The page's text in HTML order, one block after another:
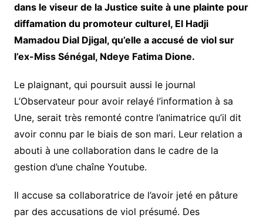
dans le viseur de la Justice suite à une plainte pour
diffamation du promoteur culturel, El Hadji
Mamadou Dial Djigal, qu’elle a accusé de viol sur
l’ex-Miss Sénégal, Ndeye Fatima Dione.
Le plaignant, qui poursuit aussi le journal
L’Observateur pour avoir relayé l’information à sa
Une, serait très remonté contre l’animatrice qu’il dit
avoir connu par le biais de son mari. Leur relation a
abouti à une collaboration dans le cadre de la
gestion d’une chaîne Youtube.
Il accuse sa collaboratrice de l’avoir jeté en pâture
par des accusations de viol présumé. Des